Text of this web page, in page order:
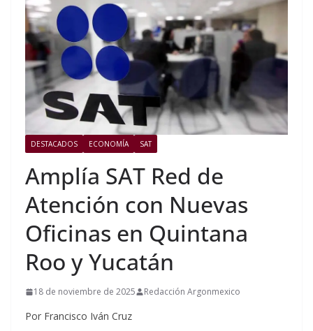
DESTACADOS ECONOMÍA SAT
Amplía SAT Red de
Atención con Nuevas
Oficinas en Quintana
Roo y Yucatán
18 de noviembre de 2025 Redacción Argonmexico
Por Francisco Iván Cruz